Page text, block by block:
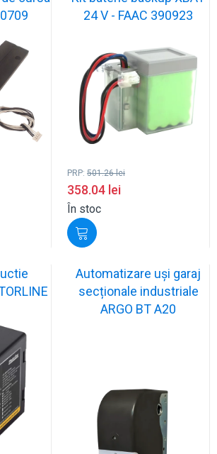
24 V - FAAC 390923
PRP: 501.26lei
358.04 lei
În stoc
Automatizare uși garaj
secționale industriale
ARGO BT A20